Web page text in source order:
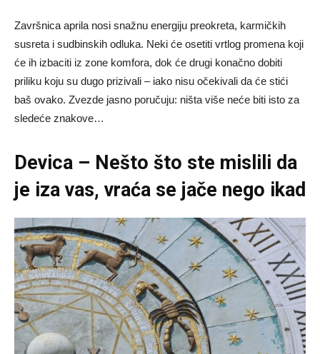
Završnica aprila nosi snažnu energiju preokreta, karmičkih
susreta i sudbinskih odluka. Neki će osetiti vrtlog promena koji
će ih izbaciti iz zone komfora, dok će drugi konačno dobiti
priliku koju su dugo prizivali – iako nisu očekivali da će stići
baš ovako. Zvezde jasno poručuju: ništa više neće biti isto za
sledeće znakove…
Devica – Nešto što ste mislili da
je iza vas, vraća se jače nego ikad